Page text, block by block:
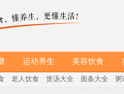
运动养生 美容饮食
老人饮食 煲汤大全 面条大全 粥